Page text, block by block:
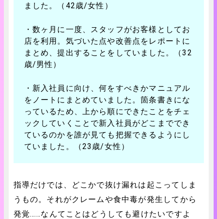
ました。（42歳/女性）
・数ヶ月に一度、スタッフがお客様としてお
店を利用。気づいた点や改善点をレポートに
まとめ、提出することをしていました。（32
歳/男性）
・新入社員に向け、何をすべきかマニュアル
をノートにまとめていました。箇条書きにな
っているため、上から順にできたことをチェ
ックしていくことで新入社員がどこまででき
ているのかを誰が見ても把握できるようにし
ていました。（23歳/女性）
指導だけでは、どこかで抜け漏れは起こってしま
うもの。それがクレームや食中毒が発生してから
発覚……なんてことはどうしても避けたいですよ